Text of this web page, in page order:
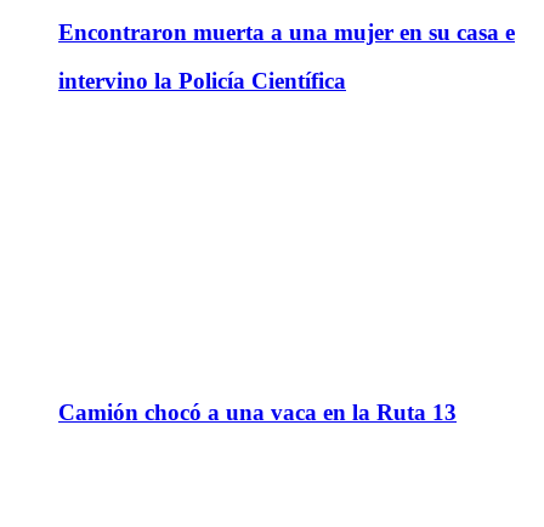
Encontraron muerta a una mujer en su casa e
intervino la Policía Científica
Camión chocó a una vaca en la Ruta 13